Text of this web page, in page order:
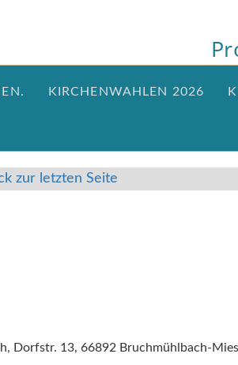
KIRCHENWAHLEN 2026
zur letzten Seite
Dorfstr. 13, 66892 Bruchmühlbach-